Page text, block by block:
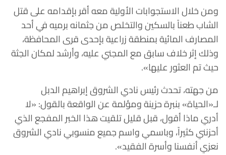
ومن خلال الاستجوابات الأولية معه أقر بإقدامه على قتل
الشاب طعناً بالسكين والتخلص من جثمانه برميه في أحد
المصارف المائية بمنطقة زراعية بإحدى قرى المحافظة،
وذلك إثر خلاف سابق مع المجني عليه، وأرشد لمكان الجثة
حيث تم العثور عليها».
من جهته، تحدث رئيس نادي الشروق إبراهيم الدبل
لـ«الحياة» بنبرة حزينة ومؤلمة عن الواقعة بالقول: «لا
أدري ماذا أقول، قبل قليل تلقيت هذا الخبر المفجع الذي
أحزنني كثيراً، وباسمي واسم جميع منسوبي نادي الشروق
نعزي أنفسنا وأسرة الفقيد».